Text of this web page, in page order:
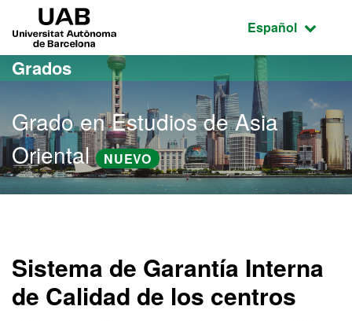
Acceso al contenido principal
Acceso a la navegación de la página
Idioma
Español
Grados
Grado en Estudios de Asia
Oriental NUEVO
Sistema de Garantía Interna
de Calidad de los centros